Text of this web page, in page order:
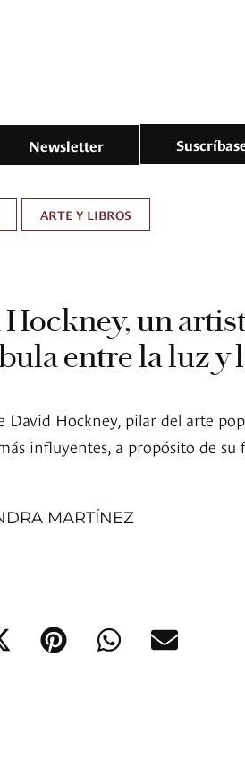
Newsletter
ARTE Y LIBROS
un
entre la luz y
David Hockney, pilar del arte
influyentes, a propósito de su
MARTÍNEZ